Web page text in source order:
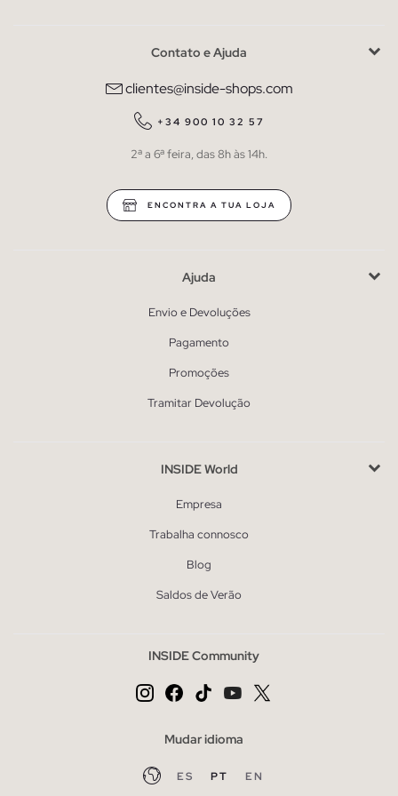
Contato e Ajuda
clientes@inside-shops.com
+34 900 10 32 57
2ª a 6ª feira, das 8h às 14h.
ENCONTRA A TUA LOJA
Ajuda
Envio e Devoluções
Pagamento
Promoções
Tramitar Devolução
INSIDE World
Empresa
Trabalha connosco
Blog
Saldos de Verão
INSIDE Community
Mudar idioma
ES PT EN